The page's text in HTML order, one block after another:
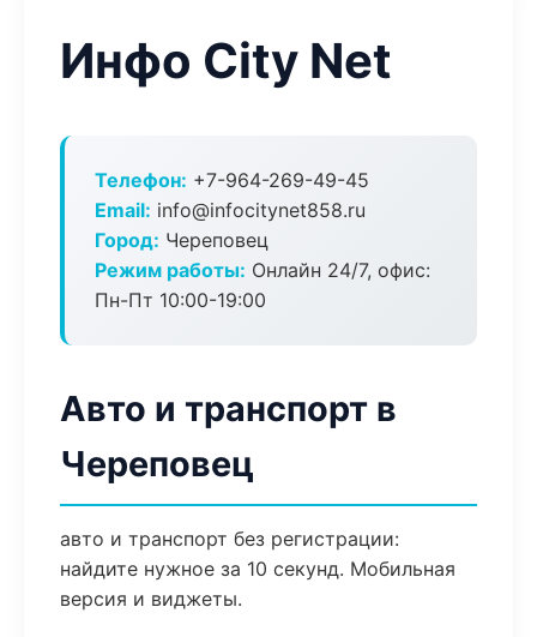
Инфо City Net
Телефон: +7-964-269-49-45
Email: info@infocitynet858.ru
Город: Череповец
Режим работы: Онлайн 24/7, офис:
Пн-Пт 10:00-19:00
Авто и транспорт в
Череповец
авто и транспорт без регистрации:
найдите нужное за 10 секунд. Мобильная
версия и виджеты.